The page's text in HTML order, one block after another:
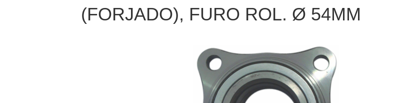
(FORJADO), FURO ROL. Ø 54MM